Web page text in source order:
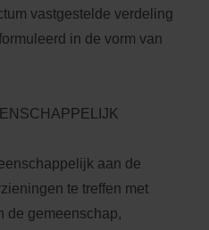
vastgestelde verdeling
in de vorm van
aan de
te treffen met
de gemeenschap,